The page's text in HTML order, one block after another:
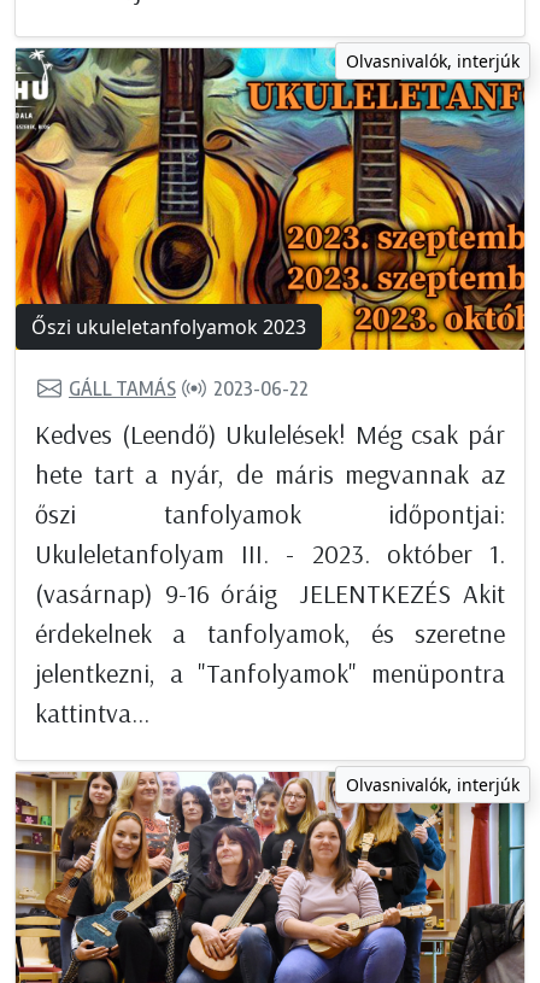
Olvasnivalók, interjúk
Őszi ukuleletanfolyamok 2023
GÁLL TAMÁS 2023-06-22
Kedves (Leendő) Ukulelések! Még csak pár
hete tart a nyár, de máris megvannak az
őszi tanfolyamok időpontjai:
Ukuleletanfolyam III. - 2023. október 1.
(vasárnap) 9-16 óráig JELENTKEZÉS Akit
érdekelnek a tanfolyamok, és szeretne
jelentkezni, a "Tanfolyamok" menüpontra
kattintva...
Olvasnivalók, interjúk